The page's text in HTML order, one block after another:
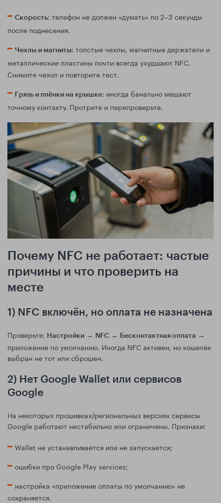
Скорость: телефон не должен «думать» по 2–3 секунды
после поднесения.
Чехлы и магниты: толстые чехлы, магнитные держатели и
металлические пластины почти всегда ухудшают NFC.
Снимите чехол и повторите тест.
Грязь и плёнки на крышке: иногда банально мешают
точному контакту. Протрите и перепроверьте.
Почему NFC не работает: частые
причины и что проверить на
месте
1) NFC включён, но оплата не назначена
Проверьте: Настройки → NFC → Бесконтактная оплата →
приложение по умолчанию. Иногда NFC активен, но кошелёк
выбран не тот или сброшен.
2) Нет Google Wallet или сервисов
Google
На некоторых прошивках/региональных версиях сервисы
Google работают нестабильно или ограничены. Признаки:
Wallet не устанавливается или не запускается;
ошибки про Google Play services;
настройка «приложение оплаты по умолчанию» не
сохраняется.